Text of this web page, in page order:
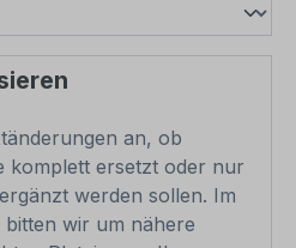
an, ob
komplett ersetzt oder nur
werden sollen. Im
wir um nähere